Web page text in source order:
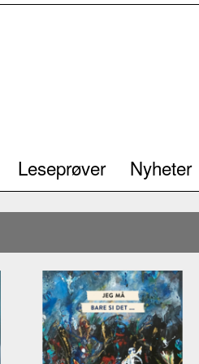
Leseprøver Nyheter